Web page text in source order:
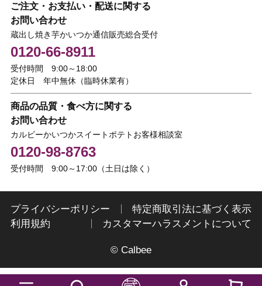
ご注文・お支払い・配送に関する
お問い合わせ
蔵出し焼き芋かいつか通信販売総合受付
0120-66-8911
受付時間 9:00～18:00
定休日 年中無休（臨時休業有）
商品の品質・食べ方に関する
お問い合わせ
カルビーかいつかスイートポテトお客様相談室
0120-98-8763
受付時間 9:00～17:00（土日は除く）
プライバシーポリシー
特定商取引法に基づく表示
利用規約
カスタマーハラスメントについて
© Calbee